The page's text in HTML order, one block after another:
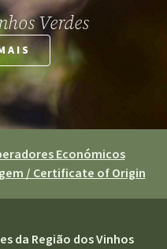
Verdes
Económicos
/ Certificate of Origin
da Região dos Vinhos